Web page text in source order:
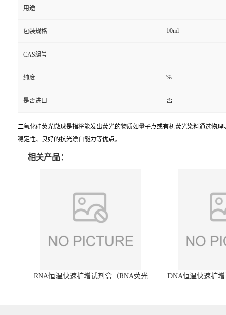
用途
包装规格 10ml
CAS编号
纯度 %
是否进口 否
二氧化硅荧光微球是指将能发出荧光的物质如量子点或有机荧光染料通过物
稳定性、良好的抗光漂白能力等优点。
相关产品：
RNA恒温快速扩增试剂盒（RNA荧光
DNA恒温快速扩